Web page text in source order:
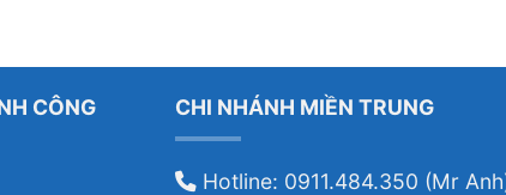
CÔNG
CHI NHÁNH MIỀN TRUNG
Hotline: 0911.484.350 (Mr